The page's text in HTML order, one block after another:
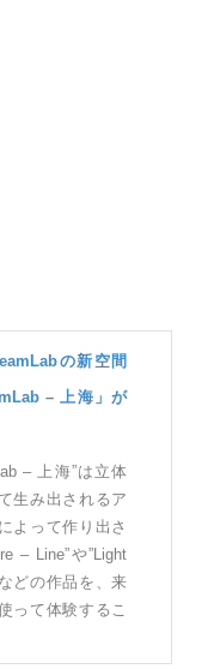
の新空間
– 上海」が
– 上海”は立体
生み出されるア
よって作り出さ
– Line”や”Light
どの作品を、来
って体験するこ